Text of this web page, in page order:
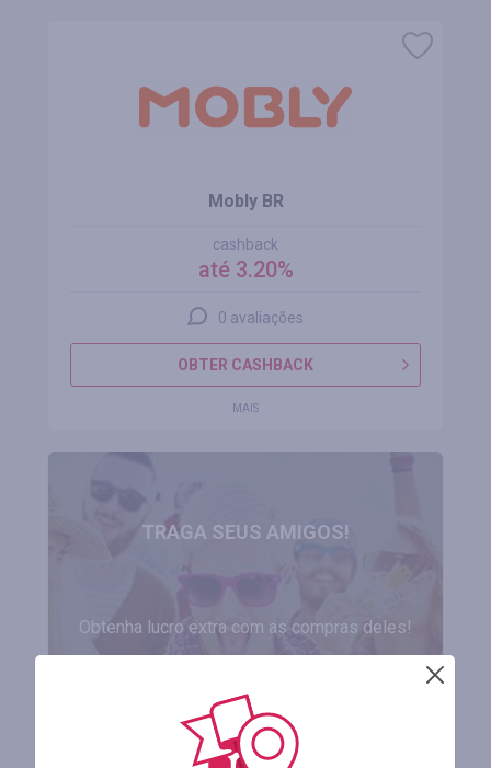
Mobly BR
cashback
até 3.20%
0 avaliações
OBTER CASHBACK
MAIS
TRAGA SEUS AMIGOS!
Obtenha lucro extra com as compras deles!
CADASTRAR-SE